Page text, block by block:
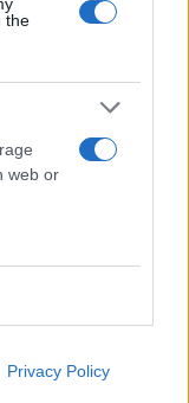
the
web or
Privacy Policy
Flash.gr